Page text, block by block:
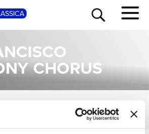
CHORUS
VEDI TUTTI
NEWS